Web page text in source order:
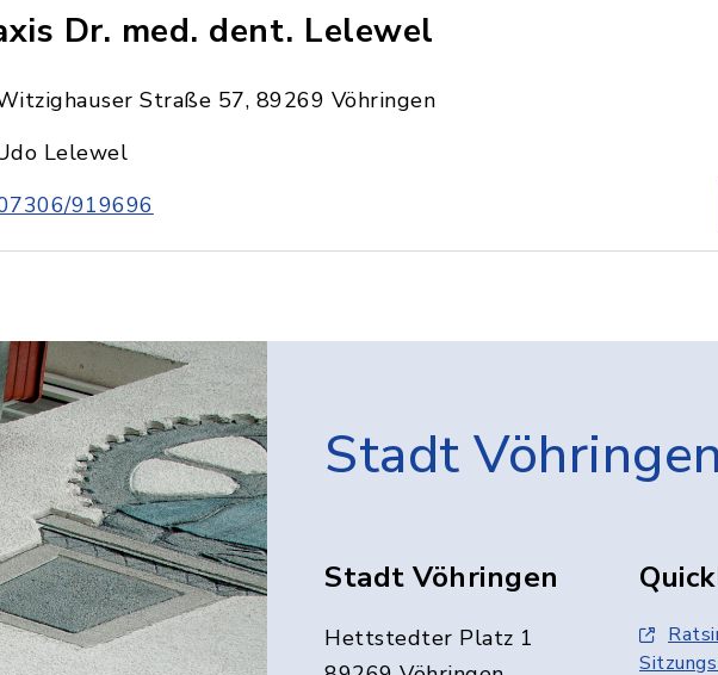
Dr. med. dent. Lelewel
Straße 57, 89269 Vöhringen
Lelewel
919696
Stadt Vöhringen
Stadt Vöhringen
Hettstedter Platz 1